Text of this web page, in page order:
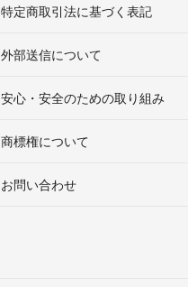
特定商取引法に基づく表記
外部送信について
安心・安全のための取り組み
商標権について
お問い合わせ